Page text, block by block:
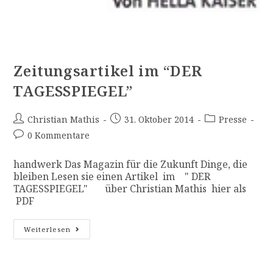
Zeitungsartikel im “DER
TAGESSPIEGEL”
Christian Mathis 31. Oktober 2014
Presse
0 Kommentare
handwerk Das Magazin für die Zukunft Dinge, die
bleiben Lesen sie einen Artikel im " DER
TAGESSPIEGEL" über Christian Mathis hier als
PDF
Weiterlesen